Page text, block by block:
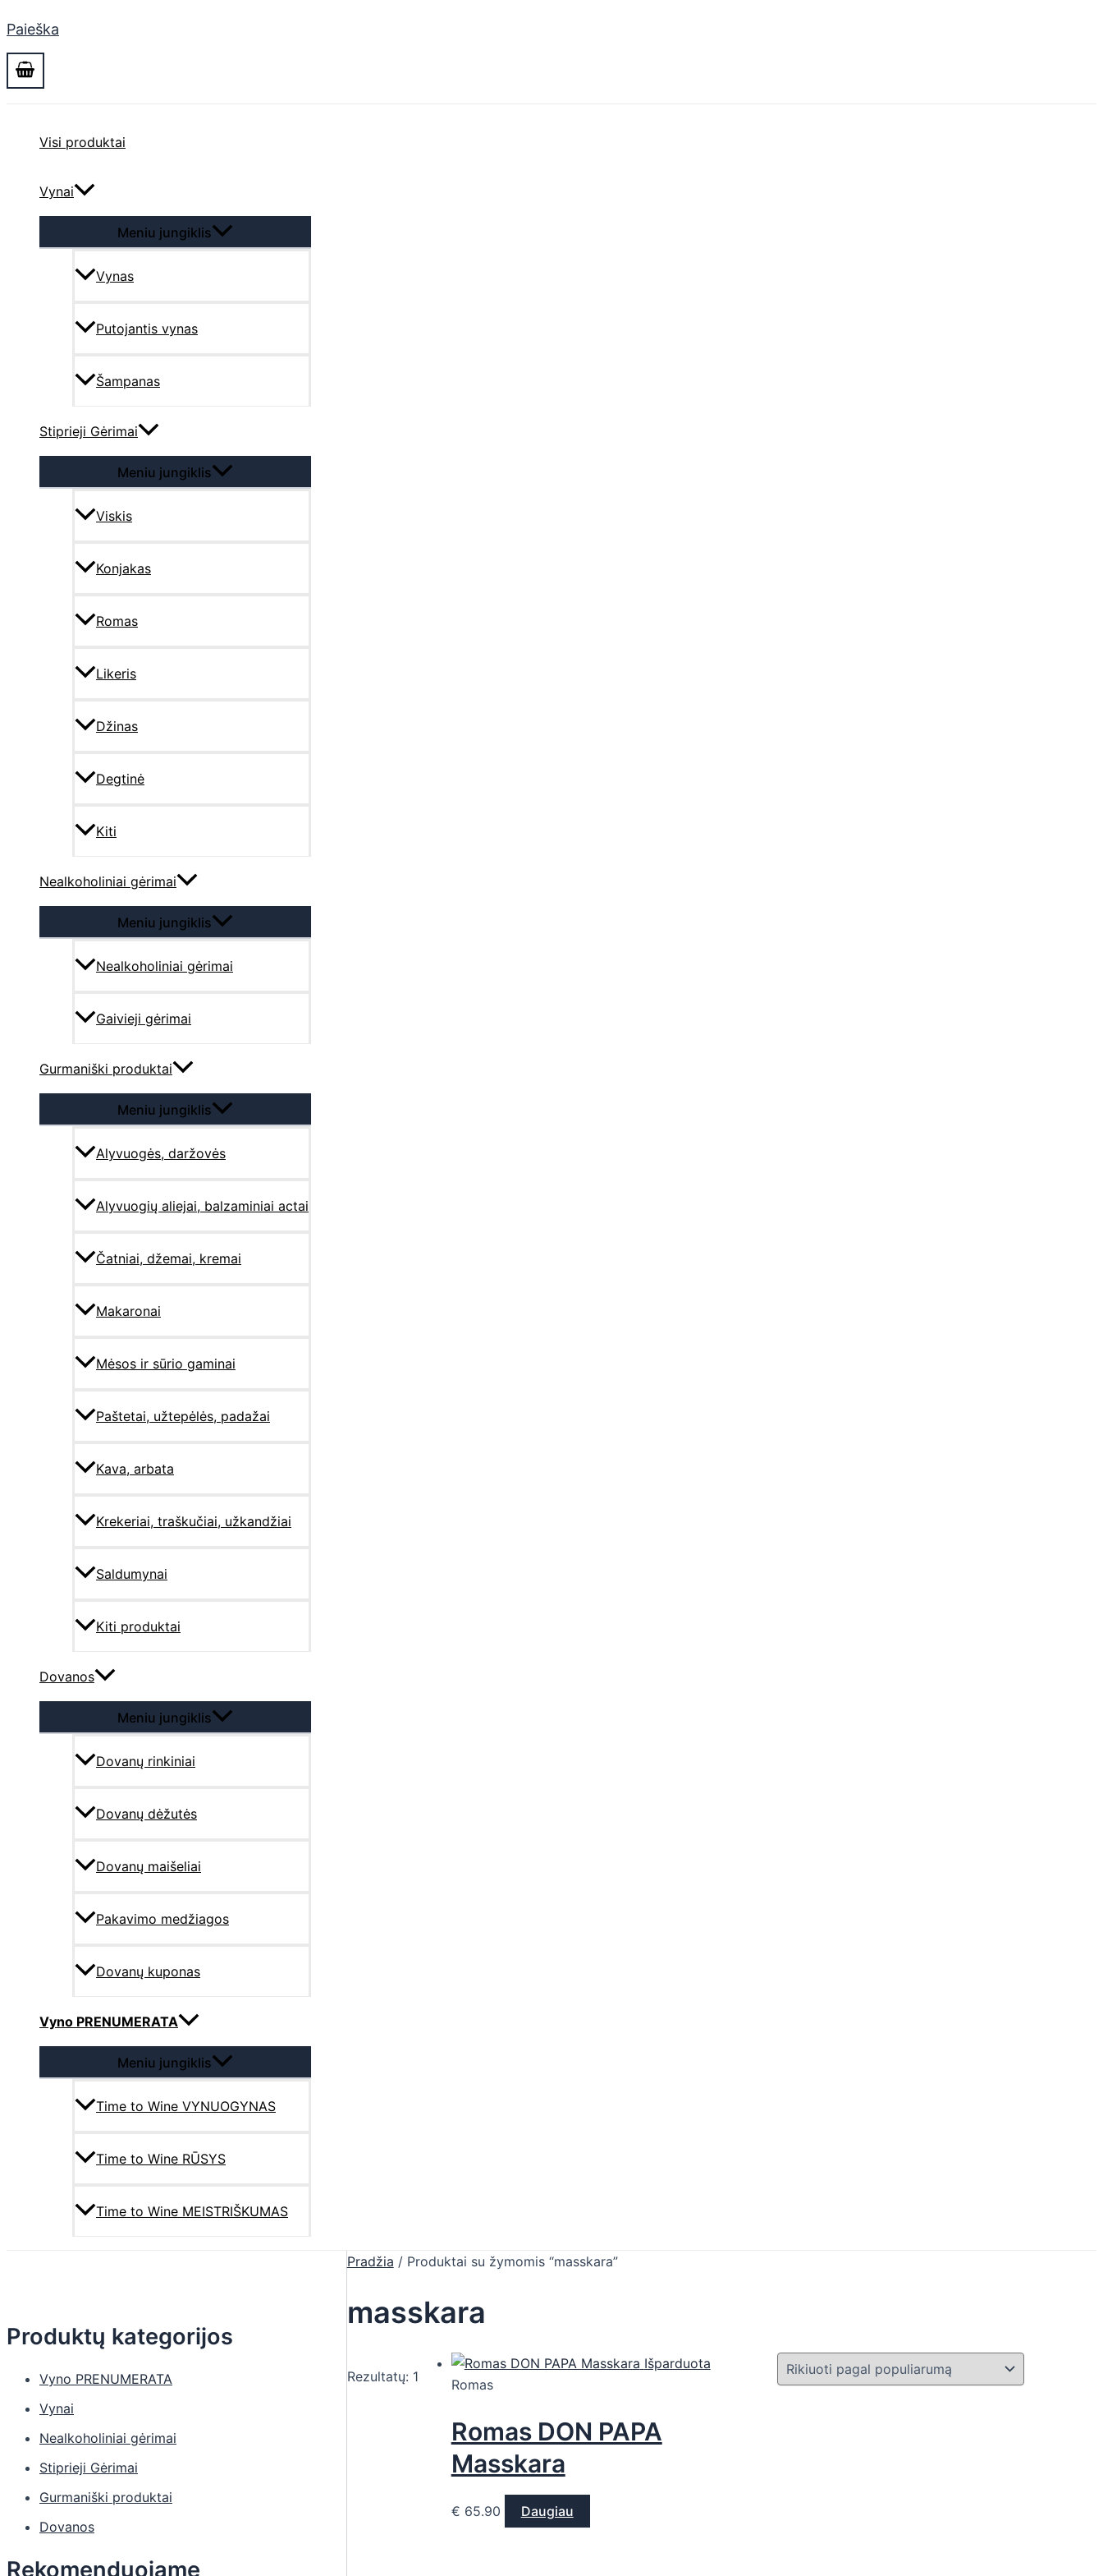
Paieška
Visi produktai
Vynai
Meniu jungiklis
Vynas
Putojantis vynas
Šampanas
Stiprieji Gėrimai
Meniu jungiklis
Viskis
Konjakas
Romas
Likeris
Džinas
Degtinė
Kiti
Nealkoholiniai gėrimai
Meniu jungiklis
Nealkoholiniai gėrimai
Gaivieji gėrimai
Gurmaniški produktai
Meniu jungiklis
Alyvuogės, daržovės
Alyvuogių aliejai, balzaminiai actai
Čatniai, džemai, kremai
Makaronai
Mėsos ir sūrio gaminai
Paštetai, užtepėlės, padažai
Kava, arbata
Krekeriai, traškučiai, užkandžiai
Saldumynai
Kiti produktai
Dovanos
Meniu jungiklis
Dovanų rinkiniai
Dovanų dėžutės
Dovanų maišeliai
Pakavimo medžiagos
Dovanų kuponas
Vyno PRENUMERATA
Meniu jungiklis
Time to Wine VYNUOGYNAS
Time to Wine RŪSYS
Time to Wine MEISTRIŠKUMAS
Produktų kategorijos
Vyno PRENUMERATA
Vynai
Nealkoholiniai gėrimai
Stiprieji Gėrimai
Gurmaniški produktai
Dovanos
Rekomenduojame
Pradžia / Produktai su žymomis “masskara”
masskara
Rezultatų: 1
Išparduota
Romas
Romas DON PAPA
Masskara
€ 65.90 Daugiau